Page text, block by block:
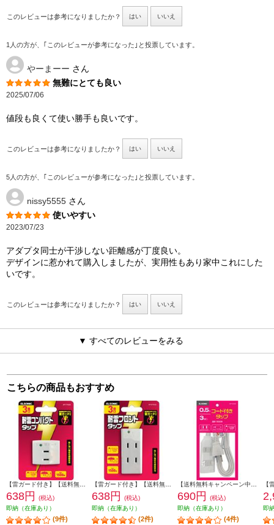
このレビューは参考になりましたか？ はい いいえ
1人の方が、｢このレビューが参考になった｣と投票しています。
やーまーー さん
無難にとても良い
2025/07/06
値段も良くて使い勝手も良いです。
このレビューは参考になりましたか？ はい いいえ
5人の方が、｢このレビューが参考になった｣と投票しています。
nissy5555 さん
使いやすい
2023/07/23
アダプタ同士が干渉しない距離感が丁度良い。
デザインに惹かれて購入しましたが、実用性もあり家中これにした
いです。
このレビューは参考になりましたか？ はい いいえ
▼ すべてのレビューをみる
こちらの商品もおすすめ
638円
(税込)
即納（在庫あり）
(9件)
638円
(税込)
即納（在庫あり）
(2件)
690円
(税込)
即納（在庫あり）
(4件)
即